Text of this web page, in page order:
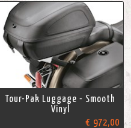
Tour-Pak Luggage - Smooth
Vinyl
€ 972,00